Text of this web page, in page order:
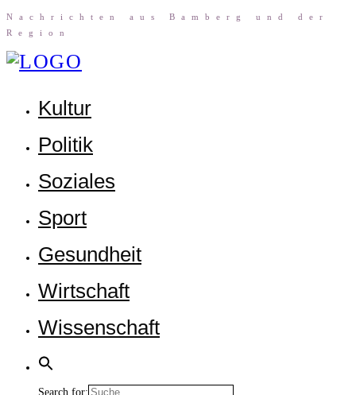
Nach­rich­ten aus Bam­berg und der
Region
Kul­tur
Poli­tik
Sozia­les
Sport
Gesund­heit
Wirt­schaft
Wis­sen­schaft
Search for: